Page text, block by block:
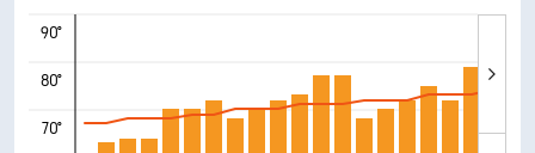
90°
80°
70°